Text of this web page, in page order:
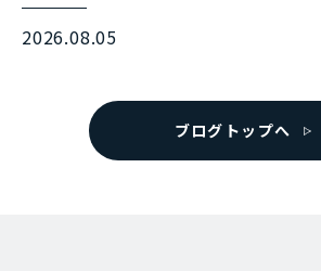
2026.08.05
ブログトップへ